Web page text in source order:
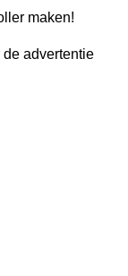
advertentie